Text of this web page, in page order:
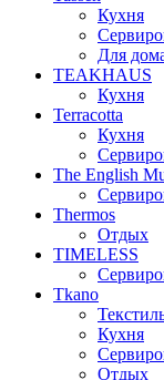
Кухня
Для
TEAKHAUS
Кухня
Terracotta
Кухня
The English
Thermos
Отдых
TIMELESS
Tkano
Кухня
Отдых